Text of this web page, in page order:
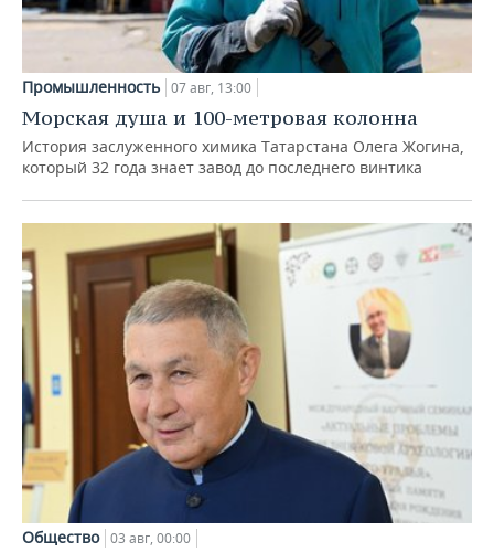
Промышленность 07 авг, 13:00
Морская душа и 100-метровая колонна
История заслуженного химика Татарстана Олега Жогина,
который 32 года знает завод до последнего винтика
Общество 03 авг, 00:00